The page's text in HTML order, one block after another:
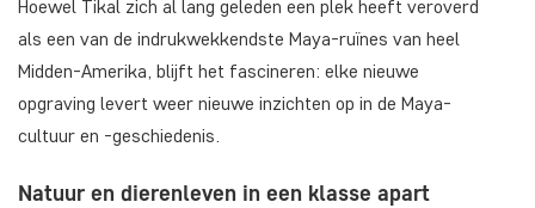
Hoewel Tikal zich al lang geleden een plek heeft veroverd
als een van de indrukwekkendste Maya-ruïnes van heel
Midden-Amerika, blijft het fascineren: elke nieuwe
opgraving levert weer nieuwe inzichten op in de Maya-
cultuur en -geschiedenis.
Natuur en dierenleven in een klasse apart